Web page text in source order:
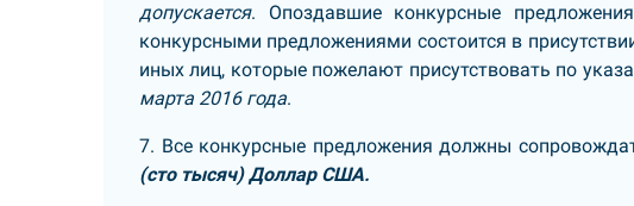
допускается. Опоздавшие конкурсные
конкурсными предложениями состоится в
иных лиц, которые пожелают присутствовать по
марта 2016 года.
7. Все конкурсные предложения должны
(сто тысяч) Доллар США.